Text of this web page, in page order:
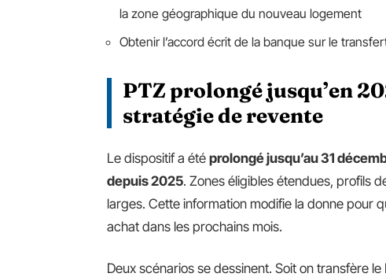
la zone géographique du nouveau logement
Obtenir l’accord écrit de la banque sur le
PTZ prolongé jusqu’en
stratégie de revente
Le dispositif a été prolongé jusqu’au 31
depuis 2025. Zones éligibles étendues, profils
larges. Cette information modifie la donne pour
achat dans les prochains mois.
Deux scénarios se dessinent. Soit on transfère